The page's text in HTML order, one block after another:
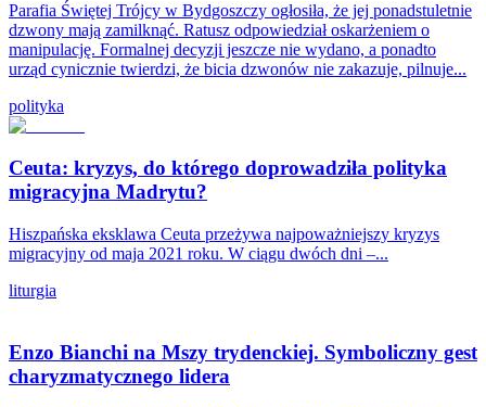
Parafia Świętej Trójcy w Bydgoszczy ogłosiła, że jej ponadstuletnie
dzwony mają zamilknąć. Ratusz odpowiedział oskarżeniem o
manipulację. Formalnej decyzji jeszcze nie wydano, a ponadto
urząd cynicznie twierdzi, że bicia dzwonów nie zakazuje, pilnuje...
polityka
Ceuta: kryzys, do którego doprowadziła polityka
migracyjna Madrytu?
Hiszpańska eksklawa Ceuta przeżywa najpoważniejszy kryzys
migracyjny od maja 2021 roku. W ciągu dwóch dni –...
liturgia
Enzo Bianchi na Mszy trydenckiej. Symboliczny gest
charyzmatycznego lidera